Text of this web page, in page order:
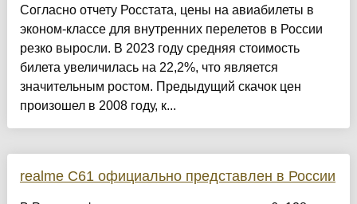
Согласно отчету Росстата, цены на авиабилеты в
эконом-классе для внутренних перелетов в России
резко выросли. В 2023 году средняя стоимость
билета увеличилась на 22,2%, что является
значительным ростом. Предыдущий скачок цен
произошел в 2008 году, к...
realme C61 официально представлен в России